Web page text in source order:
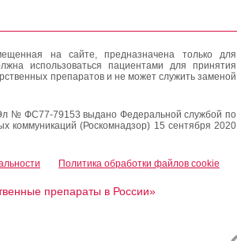
на сайте, предназначена только для
использоваться пациентами для принятия
препаратов и не может служить заменой
№ ФС77-79153 выдано Федеральной службой по
коммуникаций (Роскомнадзор) 15 сентября 2020
Политика обработки файлов cookie
препараты в России»